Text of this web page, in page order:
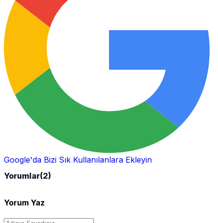
Google'da Bizi Sık Kullanılanlara Ekleyin
Yorumlar(2)
Yorum Yaz